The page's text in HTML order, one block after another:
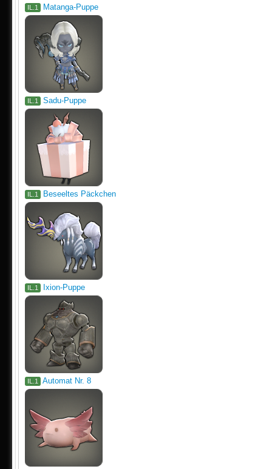
IL.1 Matanga-Puppe
IL.1 Sadu-Puppe
IL.1 Beseeltes Päckchen
IL.1 Ixion-Puppe
IL.1 Automat Nr. 8